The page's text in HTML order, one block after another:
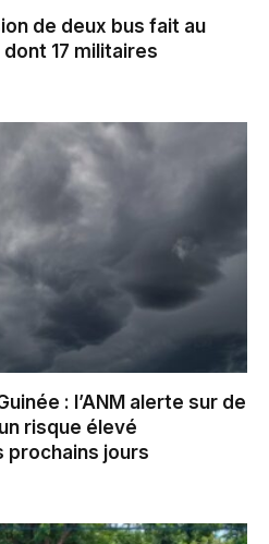
de deux bus fait au
17 militaires
: l’ANM alerte sur de
risque élevé
prochains jours